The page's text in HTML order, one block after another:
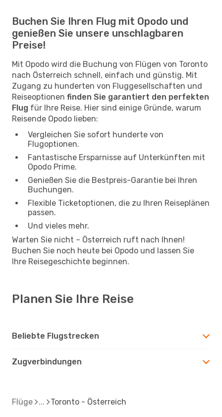
Buchen Sie Ihren Flug mit Opodo und
genießen Sie unsere unschlagbaren
Preise!
Mit Opodo wird die Buchung von Flügen von Toronto
nach Österreich schnell, einfach und günstig. Mit
Zugang zu hunderten von Fluggesellschaften und
Reiseoptionen finden Sie garantiert den perfekten
Flug für Ihre Reise. Hier sind einige Gründe, warum
Reisende Opodo lieben:
Vergleichen Sie sofort hunderte von
Flugoptionen.
Fantastische Ersparnisse auf Unterkünften mit
Opodo Prime.
Genießen Sie die Bestpreis-Garantie bei Ihren
Buchungen.
Flexible Ticketoptionen, die zu Ihren Reiseplänen
passen.
Und vieles mehr.
Warten Sie nicht – Österreich ruft nach Ihnen!
Buchen Sie noch heute bei Opodo und lassen Sie
Ihre Reisegeschichte beginnen.
Planen Sie Ihre Reise
Beliebte Flugstrecken
Zugverbindungen
Flüge Toronto - Österreich